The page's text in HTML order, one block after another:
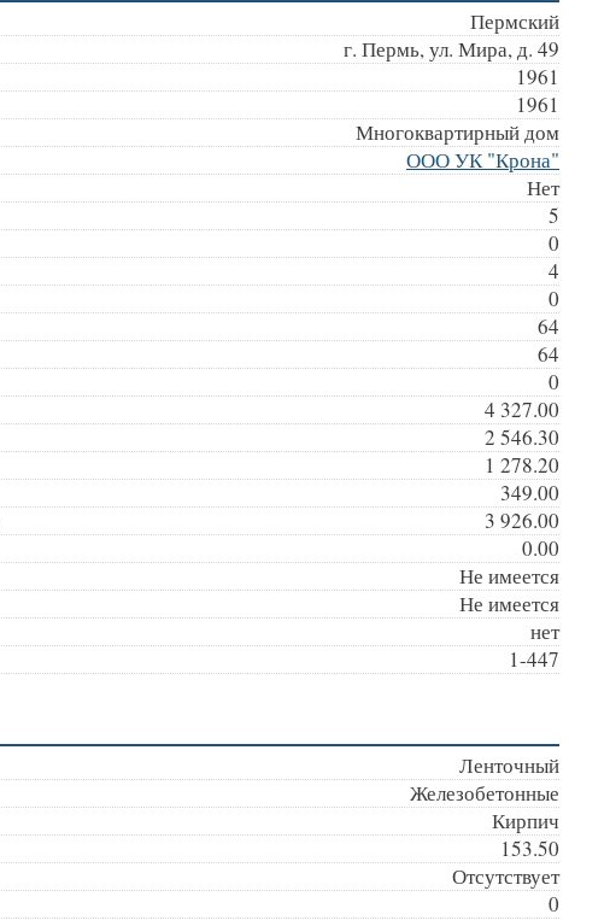
Пермский
г. Пермь, ул. Мира, д. 49
1961
1961
Многоквартирный дом
ООО УК "Крона"
Нет
5
0
4
0
64
64
0
4 327.00
2 546.30
1 278.20
349.00
3 926.00
0.00
Не имеется
Не имеется
нет
1-447
Ленточный
Железобетонные
Кирпич
153.50
Отсутствует
0